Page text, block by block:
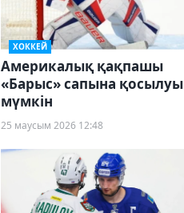
ХОККЕЙ
Америкалық қақпашы
«Барыс» сапына қосылуы
мүмкін
25 маусым 2026 12:48